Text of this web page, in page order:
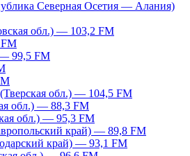
Северная Осетия — Алания)
обл.) — 103,2 FM
99,5 FM
обл.) — 104,5 FM
обл.) — 88,3 FM
обл.) — 95,3 FM
край) — 89,8 FM
край) — 93,1 FM